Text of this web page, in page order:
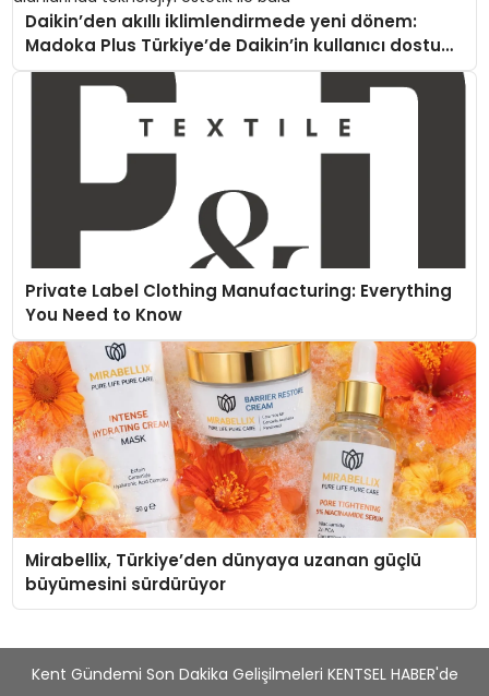
Daikin’den akıllı iklimlendirmede yeni dönem:
Madoka Plus Türkiye’de Daikin’in kullanıcı dostu
tasarımıyla öne çıkan Madoka ailesinin yeni nesil
teknolojilerle donatılmış son modeli VRV kontrol
ünitesi Madoka Plus Türkiye’de satışa sunuldu.
Tam dokunmatik ekranı, mobil uygulama desteği
iklimlendirme sistemlerinin yönetimini daha kolay,
konforlu ve verimli hale getiriyor. Enerji verimliliğini
artırırken modern yaşam alanlarında teknolojiyi
Private Label Clothing Manufacturing: Everything
You Need to Know
Mirabellix, Türkiye’den dünyaya uzanan güçlü
büyümesini sürdürüyor
Kent Gündemi Son Dakika Gelişilmeleri KENTSEL HABER'de